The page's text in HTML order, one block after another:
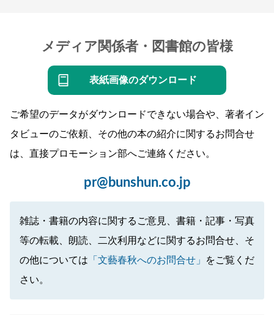
メディア関係者・図書館の皆様
表紙画像のダウンロード
ご希望のデータがダウンロードできない場合や、著者イン
タビューのご依頼、その他の本の紹介に関するお問合せ
は、直接プロモーション部へご連絡ください。
pr@bunshun.co.jp
雑誌・書籍の内容に関するご意見、書籍・記事・写真
等の転載、朗読、二次利用などに関するお問合せ、そ
の他については 「文藝春秋へのお問合せ」
をご覧くだ
さい。